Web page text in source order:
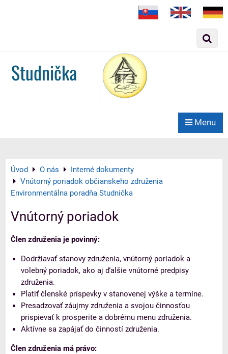
Slovak English
Studnička
Menu
Úvod O nás
Interné dokumenty
Vnútorný poriadok občianskeho združenia
Environmentálna poradňa Studnička
Vnútorný poriadok
Člen združenia je povinný:
Dodržiavať stanovy združenia, vnútorný poriadok a
volebný poriadok, ako aj ďalšie vnútorné predpisy
združenia.
Platiť členské príspevky v stanovenej výške a termíne.
Presadzovať záujmy združenia a svojou činnosťou
prispievať k prosperite a dobrému menu združenia.
Aktívne sa zapájať do činností združenia.
Člen združenia má právo: